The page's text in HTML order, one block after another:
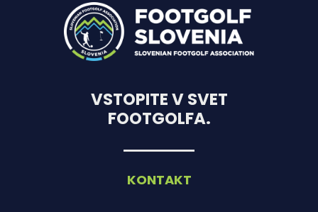
VSTOPITE V SVET
FOOTGOLFA.
KONTAKT